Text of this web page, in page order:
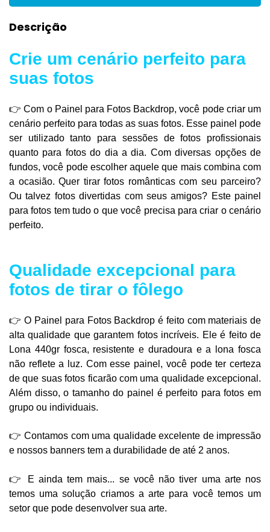
Descrição
Crie um cenário perfeito para
suas fotos
👉Com o Painel para Fotos Backdrop, você pode criar um
cenário perfeito para todas as suas fotos. Esse painel pode
ser utilizado tanto para sessões de fotos profissionais
quanto para fotos do dia a dia. Com diversas opções de
fundos, você pode escolher aquele que mais combina com
a ocasião. Quer tirar fotos românticas com seu parceiro?
Ou talvez fotos divertidas com seus amigos? Este painel
para fotos tem tudo o que você precisa para criar o cenário
perfeito.
Qualidade excepcional para
fotos de tirar o fôlego
👉 O Painel para Fotos Backdrop é feito com materiais de
alta qualidade que garantem fotos incríveis. Ele é feito de
Lona 440gr fosca, resistente e duradoura e a lona fosca
não reflete a luz. Com esse painel, você pode ter certeza
de que suas fotos ficarão com uma qualidade excepcional.
Além disso, o tamanho do painel é perfeito para fotos em
grupo ou individuais.
👉 Contamos com uma qualidade excelente de impressão
e nossos banners tem a durabilidade de até 2 anos.
👉
E ainda tem mais... se você não tiver uma arte nos
temos uma solução criamos a arte para você temos um
setor que pode desenvolver sua arte.